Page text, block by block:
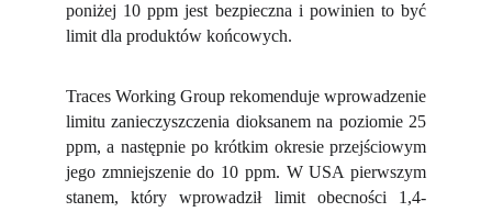
poniżej 10 ppm jest bezpieczna i powinien to być
limit dla produktów końcowych.
Traces Working Group rekomenduje wprowadzenie
limitu zanieczyszczenia dioksanem na poziomie 25
ppm, a następnie po krótkim okresie przejściowym
jego zmniejszenie do 10 ppm. W USA pierwszym
stanem, który wprowadził limit obecności 1,4-